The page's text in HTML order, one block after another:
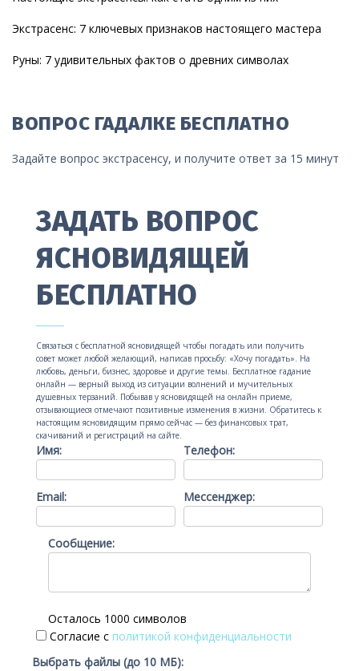
Экстрасенс: 7 ключевых признаков настоящего мастера
Руны: 7 удивительных фактов о древних символах
ВОПРОС ГАДАЛКЕ БЕСПЛАТНО
Задайте вопрос экстрасенсу, и получите ответ за 15 минут
ЗАДАТЬ ВОПРОС
ЯСНОВИДЯЩЕЙ
БЕСПЛАТНО
Связаться с бесплатной ясновидящей чтобы погадать или получить
совет может любой желающий, написав просьбу: «Хочу погадать». На
любовь, деньги, бизнес, здоровье и другие темы. Бесплатное гадание
онлайн — верный выход из ситуации волнений и мучительных
душевных терзаний. Побывав у ясновидящей на онлайн приеме,
отзывающиеся отмечают позитивные изменения в жизни. Обратитесь к
настоящим ясновидящим прямо сейчас — без финансовых трат,
скачиваний и регистраций на сайте.
Имя: Телефон:
Email: Мессенджер:
Сообщение:
Осталось 1000 символов
Согласие с политикой конфиденциальности
Выбрать файлы (до 10 МБ):